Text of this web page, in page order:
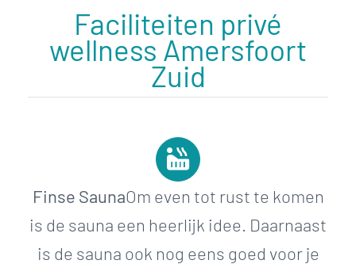
Faciliteiten privé
wellness Amersfoort
Zuid
Finse SaunaOm even tot rust te komen
is de sauna een heerlijk idee. Daarnaast
is de sauna ook nog eens goed voor je